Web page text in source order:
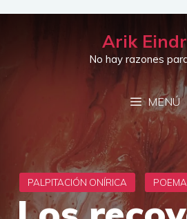
Saltar
Arik
No hay razones
MENÚ